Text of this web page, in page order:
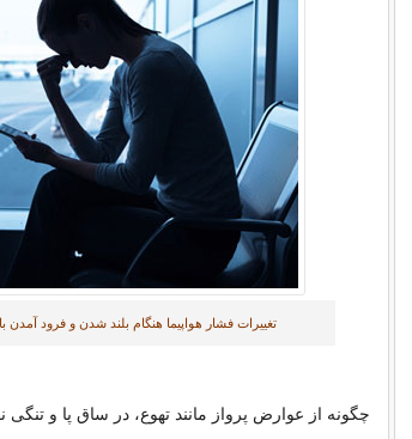
تغییرات فشار هواپیما هنگام بلند شدن و فرود
چگونه از عوارض پرواز مانند تهوع، در ساق پا و